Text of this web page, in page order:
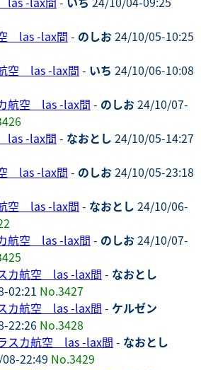
las -lax間 - のしお24/10/05-10:25
空 las -lax間 - いち 24/10/06-10:08
航空 las -lax間 - のしお24/10/07-
las -lax間 - なおとし 24/10/05-14:27
las -lax間 - のしお24/10/05-23:18
空 las -lax間 - なおとし 24/10/06-
航空 las -lax間 - のしお24/10/07-
カ航空 las -lax間 - なおとし
02:21 No.3427
カ航空 las -lax間 - ケルゼン
22:26 No.3428
スカ航空 las -lax間 - なおとし
22:49 No.3429